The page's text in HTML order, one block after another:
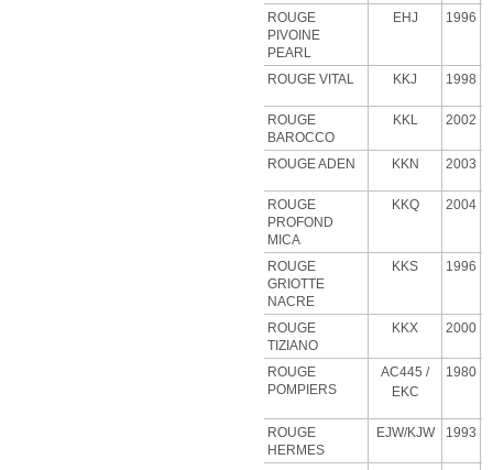
ROUGE
PIVOINE
PEARL
EHJ 1996
ROUGE VITAL KKJ 1998
ROUGE
BAROCCO
KKL 2002
ROUGE ADEN KKN 2003
ROUGE
PROFOND
MICA
KKQ 2004
ROUGE
GRIOTTE
NACRE
KKS 1996
ROUGE
TIZIANO
KKX 2000
ROUGE
POMPIERS
AC445 /
EKC
1980
ROUGE
HERMES
EJW/KJW 1993